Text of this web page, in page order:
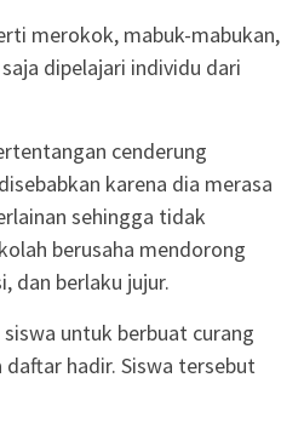
merokok, mabuk-mabukan,
dipelajari individu dari
cenderung
karena dia merasa
sehingga tidak
berusaha mendorong
dan berlaku jujur.
untuk berbuat curang
hadir. Siswa tersebut